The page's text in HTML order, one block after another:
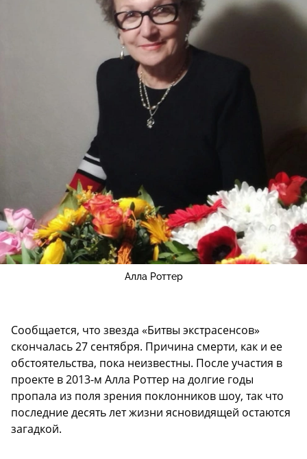
Алла Роттер
Сообщается, что звезда «Битвы экстрасенсов»
скончалась 27 сентября. Причина смерти, как и ее
обстоятельства, пока неизвестны. После участия в
проекте в 2013-м Алла Роттер на долгие годы
пропала из поля зрения поклонников шоу, так что
последние десять лет жизни ясновидящей остаются
загадкой.